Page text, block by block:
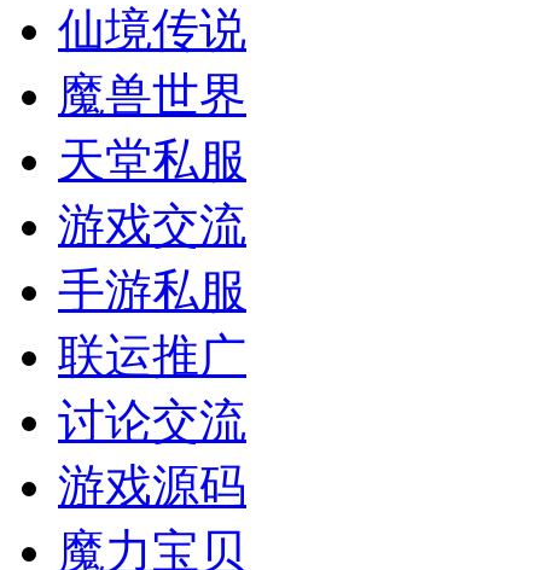
仙境传说
魔兽世界
天堂私服
游戏交流
手游私服
联运推广
讨论交流
游戏源码
魔力宝贝